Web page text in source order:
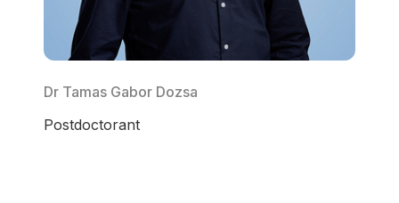
Dr Tamas Gabor Dozsa
Postdoctorant